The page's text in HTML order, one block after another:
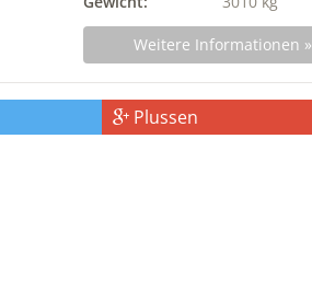
Weitere Informationen »
Plussen